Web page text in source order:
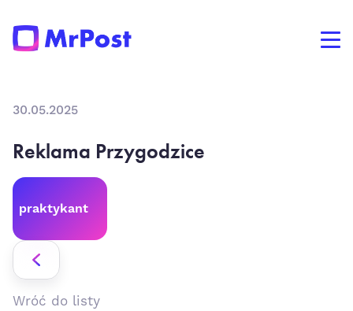
Wróć do listy
30.05.2025
Reklama Przygodzice
praktykant